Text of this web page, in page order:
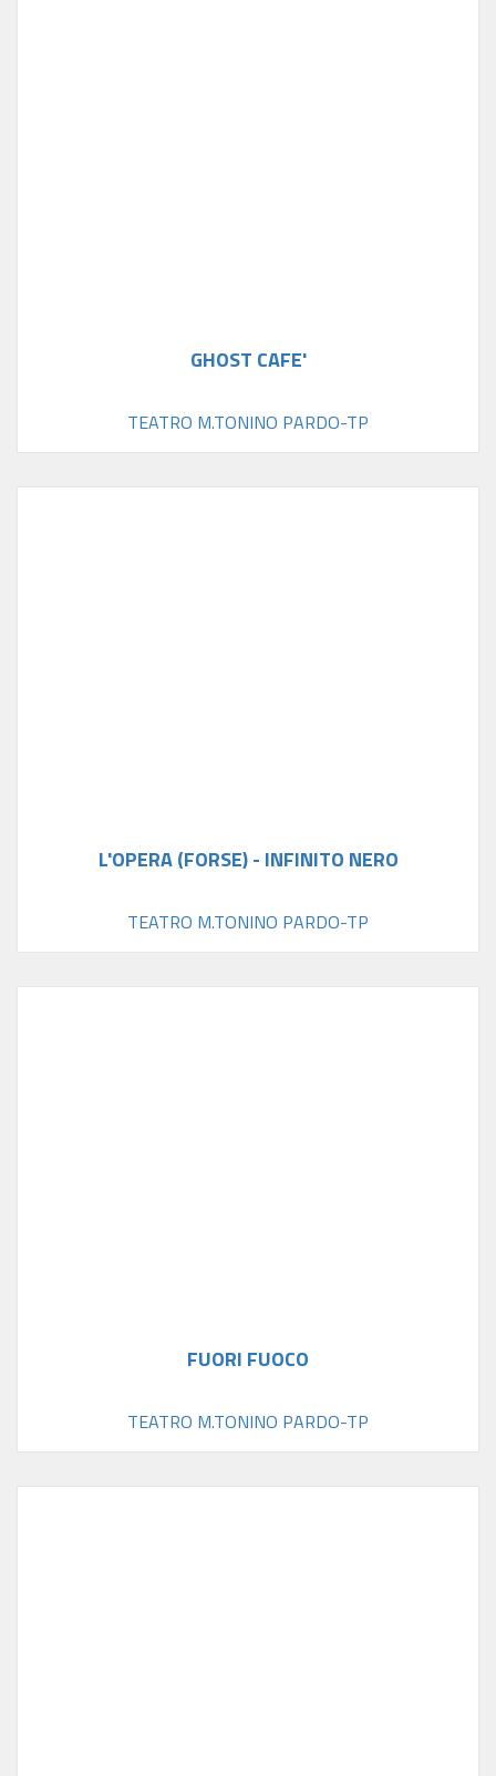
GHOST CAFE'
TEATRO M.TONINO PARDO-TP
L'OPERA (FORSE) - INFINITO NERO
TEATRO M.TONINO PARDO-TP
FUORI FUOCO
TEATRO M.TONINO PARDO-TP